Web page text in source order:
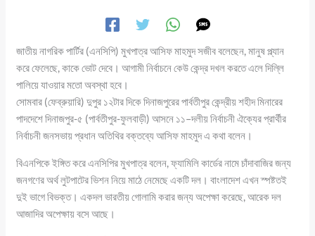
জাতীয় নাগরিক পার্টির (এনসিপি) মুখপাত্র আসিফ মাহমুদ সজীব বলেছেন, মানুষ প্ল্যান
করে ফেলেছে, কাকে ভোট দেবে। আগামী নির্বাচনে কেউ কেন্দ্র দখল করতে এলে দিল্লি
পালিয়ে যাওয়ার মতো অবস্থা হবে।
সোমবার (ফেব্রুয়ারি) দুপুর ১২টার দিকে দিনাজপুরের পার্বতীপুর কেন্দ্রীয় শহীদ মিনারের
পাদদেশে দিনাজপুর-৫ (পার্বতীপুর-ফুলবাড়ী) আসনে ১১–দলীয় নির্বাচনী ঐক্যের প্রার্থীর
নির্বাচনী জনসভায় প্রধান অতিথির বক্তব্যে আসিফ মাহমুদ এ কথা বলেন।
বিএনপিকে ইঙ্গিত করে এনসিপির মুখপাত্র বলেন, ফ্যামিলি কার্ডের নামে চাঁদাবাজির জন্য
জনগণের অর্থ লুটপাটের ভিশন নিয়ে মাঠে নেমেছে একটি দল। বাংলাদেশ এখন স্পষ্টতই
দুই ভাগে বিভক্ত। একদল ভারতীয় গোলামি করার জন্য অপেক্ষা করেছে, আরেক দল
আজাদির অপেক্ষায় বসে আছে।